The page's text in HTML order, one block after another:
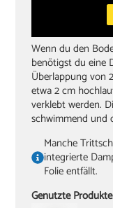
Wenn du den
benötigst du eine
Überlappung von
etwa 2 cm
verklebt werden.
schwimmend und
Manche
integrierte
Folie entfällt.
Genutzte